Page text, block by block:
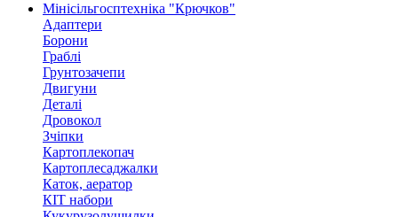
Мінісільгосптехніка "Крючков"
Адаптери
Борони
Граблі
Грунтозачепи
Двигуни
Деталі
Дровокол
Зчіпки
Картоплекопач
Картоплесаджалки
Каток, аератор
КІТ набори